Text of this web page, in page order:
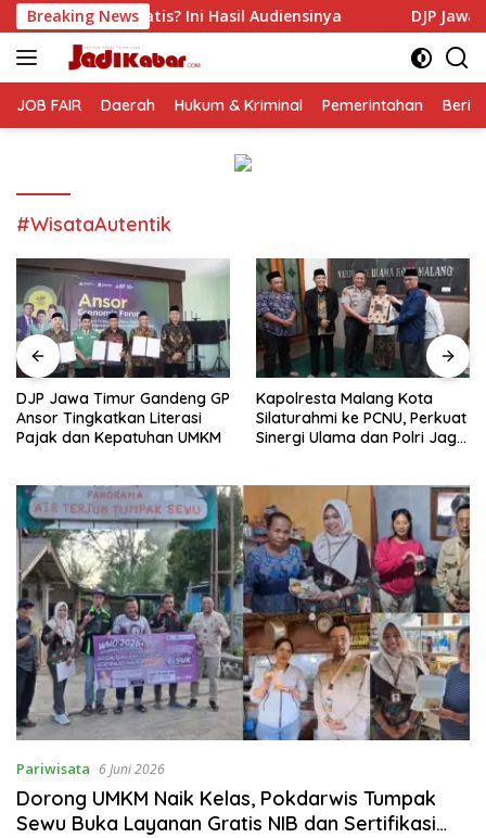
Langsung
ke
konten
Breaking News
Ini Hasil Audiensinya DJP Jawa Timur Gandeng GP
JOB FAIR Daerah Hukum & Kriminal Pemerintahan
#WisataAutentik
DJP Jawa Timur Gandeng GP
Ansor Tingkatkan Literasi
Pajak dan Kepatuhan UMKM
Kapolresta Malang Kota
Silaturahmi ke PCNU, Perkuat
Sinergi Ulama dan Polri Jaga
Pariwisata 6 Juni 2026
Dorong UMKM Naik Kelas, Pokdarwis Tumpak
Sewu Buka Layanan Gratis NIB dan Sertifikasi